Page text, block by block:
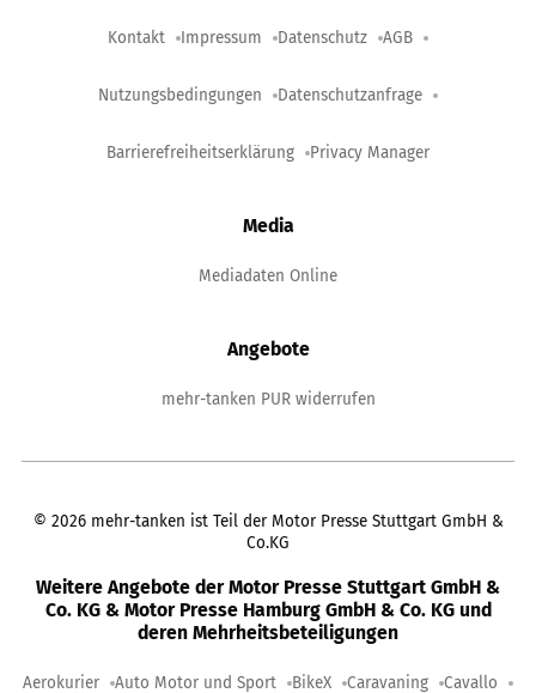
Kontakt Impressum Datenschutz AGB
Nutzungsbedingungen Datenschutzanfrage
Barrierefreiheitserklärung Privacy Manager
Media
Mediadaten Online
Angebote
mehr-tanken PUR widerrufen
© 2026 mehr-tanken ist Teil der Motor Presse Stuttgart GmbH &
Co.KG
Weitere Angebote der Motor Presse Stuttgart GmbH &
Co. KG & Motor Presse Hamburg GmbH & Co. KG und
deren Mehrheitsbeteiligungen
Aerokurier Auto Motor und Sport BikeX Caravaning Cavallo